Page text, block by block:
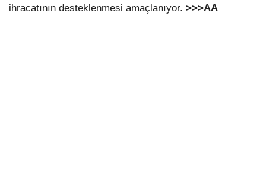
ihracatının desteklenmesi amaçlanıyor. >>>AA